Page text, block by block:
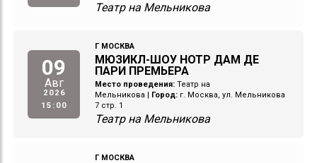
Театр на Мельникова
09
Авг
2026
15:00
Г МОСКВА
МЮЗИКЛ-ШОУ НОТР ДАМ ДЕ
ПАРИ ПРЕМЬЕРА
Место проведения: Театр на
Мельникова
Город: г. Москва, ул. Мельникова
7 стр. 1
Театр на Мельникова
Г МОСКВА